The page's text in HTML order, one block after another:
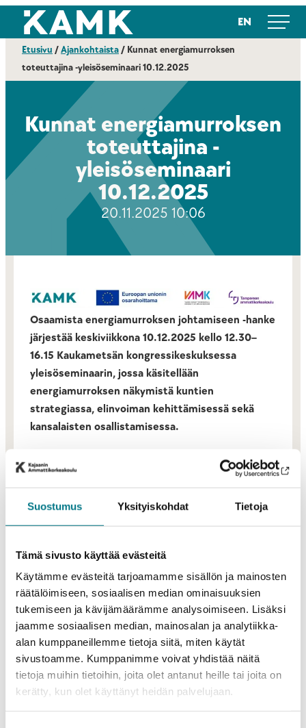
Suostumus Yksityiskohdat Tietoja
Tämä sivusto käyttää evästeitä
Käytämme evästeitä tarjoamamme sisällön ja mainosten
räätälöimiseen, sosiaalisen median ominaisuuksien
tukemiseen ja kävijämäärämme analysoimiseen. Lisäksi
jaamme sosiaalisen median, mainosalan ja analytiikka-
alan kumppaneillemme tietoja siitä, miten käytät
sivustoamme. Kumppanimme voivat yhdistää näitä
tietoja muihin tietoihin, joita olet antanut heille tai joita on
kerätty, kun olet käyttänyt heidän palvelujaan.
Siirry
suoraan
sisältöön
Kajaanin ammattikorkeakoulu EN
Etusivu /Ajankohtaista/ Kunnat energiamurroksen
toteuttajina -yleisöseminaari 10.12.2025
Kunnat energiamurroksen
toteuttajina -
yleisöseminaari
10.12.2025
20.11.2025 10:06
Osaamista energiamurroksen johtamiseen -hanke
järjestää keskiviikkona 10.12.2025 kello 12.30–
16.15 Kaukametsän kongressikeskuksessa
yleisöseminaarin, jossa käsitellään
energiamurroksen näkymistä kuntien
strategiassa, elinvoiman kehittämisessä sekä
kansalaisten osallistamisessa.
Seminaari kokoaa yhteen asiantuntijoita, päättäjiä,
yrityksiä ja kansalaisia keskustelemaan siitä, miten
elinvoimaa ja kestävää kehitystä.
Tutustu tapahtuman ohjelmaan ja ilmoittaudu
Kunnat energiamurroksen toteuttajina -
yleisöseminaari
Euroopan unionin osarahoittamassa Vaasan
ammattikorkeakoulun, Kajaanin
ammattikorkeakoulun ja Tampereen